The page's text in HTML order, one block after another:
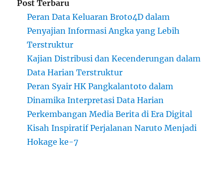
Post Terbaru
Peran Data Keluaran Broto4D dalam
Penyajian Informasi Angka yang Lebih
Terstruktur
Kajian Distribusi dan Kecenderungan dalam
Data Harian Terstruktur
Peran Syair HK Pangkalantoto dalam
Dinamika Interpretasi Data Harian
Perkembangan Media Berita di Era Digital
Kisah Inspiratif Perjalanan Naruto Menjadi
Hokage ke-7